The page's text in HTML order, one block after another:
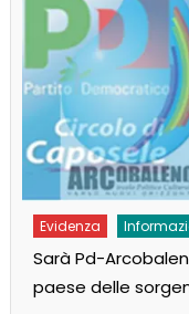
Evidenza
Sarà Pd-
paese delle